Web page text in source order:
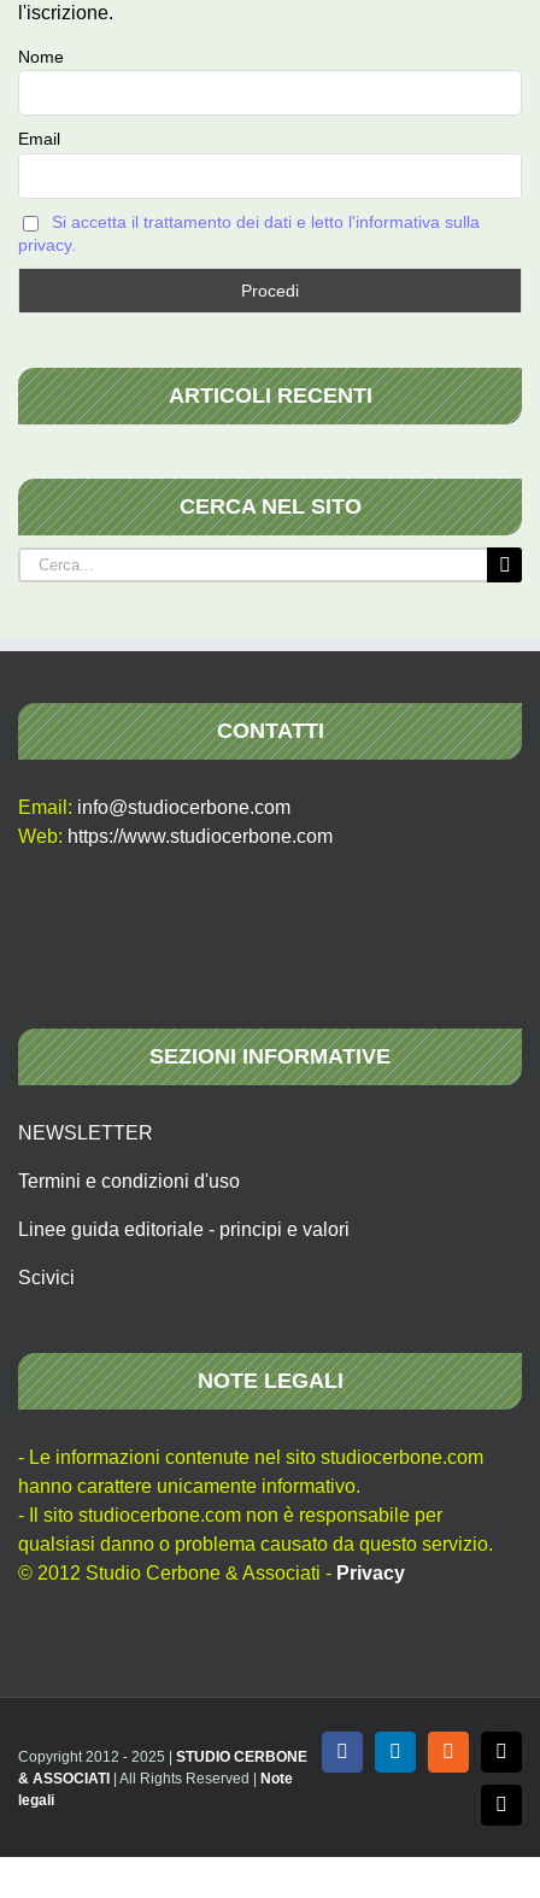
l'iscrizione.
Nome
Email
Si accetta il trattamento dei dati e letto l'informativa sulla
privacy.
ARTICOLI RECENTI
CERCA NEL SITO
Cerca
per:
CONTATTI
Email: info@studiocerbone.com
Web: https://www.studiocerbone.com
SEZIONI INFORMATIVE
NEWSLETTER
Termini e condizioni d'uso
Linee guida editoriale - principi e valori
Scivici
NOTE LEGALI
- Le informazioni contenute nel sito studiocerbone.com
hanno carattere unicamente informativo.
- Il sito studiocerbone.com non è responsabile per
qualsiasi danno o problema causato da questo servizio.
© 2012 Studio Cerbone & Associati - Privacy
Copyright 2012 - 2025 | STUDIO CERBONE
& ASSOCIATI
| All Rights Reserved |
Note
legali
FacebookLinkedInRss X